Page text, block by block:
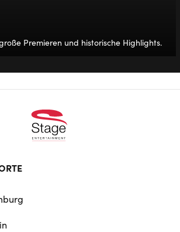
Premieren und historische Highlights.